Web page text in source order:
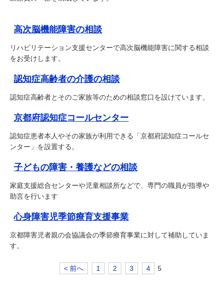
高次脳機能障害の相談
リハビリテーション支援センターで高次脳機能障害に関する相談
をお受けします。
認知症高齢者の介護の相談
認知症高齢者とそのご家族等のための相談窓口を設けています。
京都府認知症コールセンター
認知症患者本人やその家族が利用できる「京都府認知症コールセ
ンター」を設置する。
子どもの障害・養護などの相談
家庭支援総合センターや児童相談所などで、専門の職員が指導や
助言を行います
心身障害児季節療育支援事業
京都障害児者親の会協議会の季節療育事業に対して補助していま
す。
< 前へ 1 2 3 4 5